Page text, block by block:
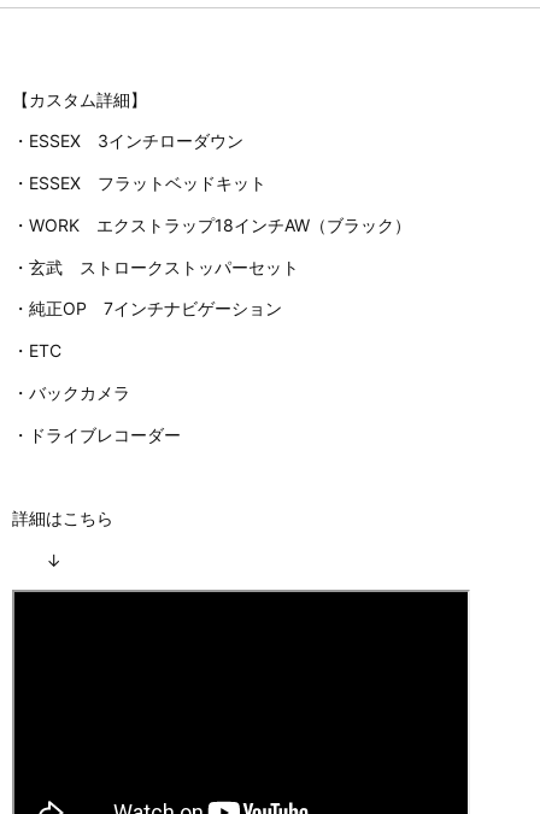
【カスタム詳細】
・ESSEX 3インチローダウン
・ESSEX フラットベッドキット
・WORK エクストラップ18インチAW（ブラック）
・玄武 ストロークストッパーセット
・純正OP 7インチナビゲーション
・ETC
・バックカメラ
・ドライブレコーダー
詳細はこちら
↓